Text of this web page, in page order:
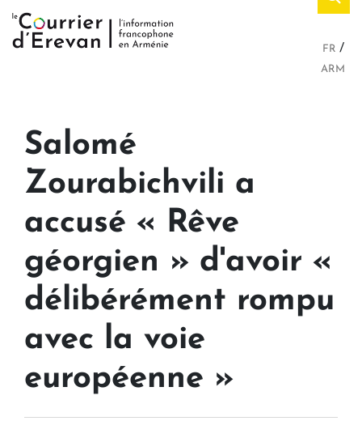
FR
ARM
Salomé
Zourabichvili a
accusé « Rêve
géorgien » d'avoir «
délibérément rompu
avec la voie
européenne »